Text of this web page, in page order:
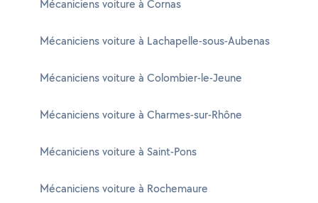
Mécaniciens voiture à Cornas
Mécaniciens voiture à Lachapelle-sous-Aubenas
Mécaniciens voiture à Colombier-le-Jeune
Mécaniciens voiture à Charmes-sur-Rhône
Mécaniciens voiture à Saint-Pons
Mécaniciens voiture à Rochemaure